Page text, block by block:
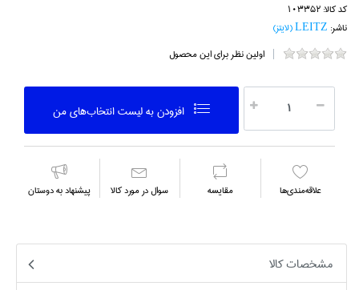
کد کالا:103352
ناشر: LEITZ (لايتز)
اولین نظر برای این محصول
افزودن به ليست انتخاب‌هاي من
علاقه‌مندي‌ها مقايسه سوال در مورد كالا پیشنهاد به دوستان
مشخصات کالا